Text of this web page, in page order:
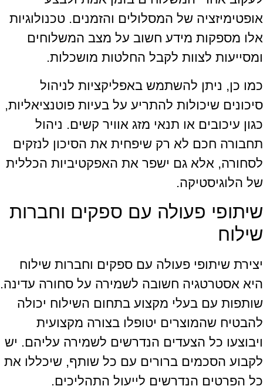
אופטימיזציה של המסלולים והזמנים. טכנולוגיות
אלו מספקות מידע חשוב על מצב המשלוחים
ומסייעות לצוות לקבל החלטות מושכלות.
כמו כן, ניתן להשתמש באפליקציות לניהול
סיכונים שיכולות להתריע על בעיות פוטנציאליות,
כגון עיכובים או תנאי מזג אוויר קשים. ניהול
תחבורה חכם לא רק שיפחית את הסיכון לנזקים
לסחורה, אלא גם ישפר את האפקטיביות הכללית
של הלוגיסטיקה.
שיתופי פעולה עם ספקים וחברות
שילוח
יצירת שיתופי פעולה עם ספקים וחברות שילוח
היא אסטרטגיה חשובה לשמירה על סחורה עדינה.
שותפות עם בעלי מקצוע בתחום השילוח יכולה
להבטיח שהמוצרים יטופלו בצורה מקצועית
ויבוצעו כל הצעדים הנדרשים לשמירה עליהם. יש
לקבוע הסכמים ברורים עם כל שותף, שיכללו את
כל הפרטים הנדרשים לייעול התהליכים.